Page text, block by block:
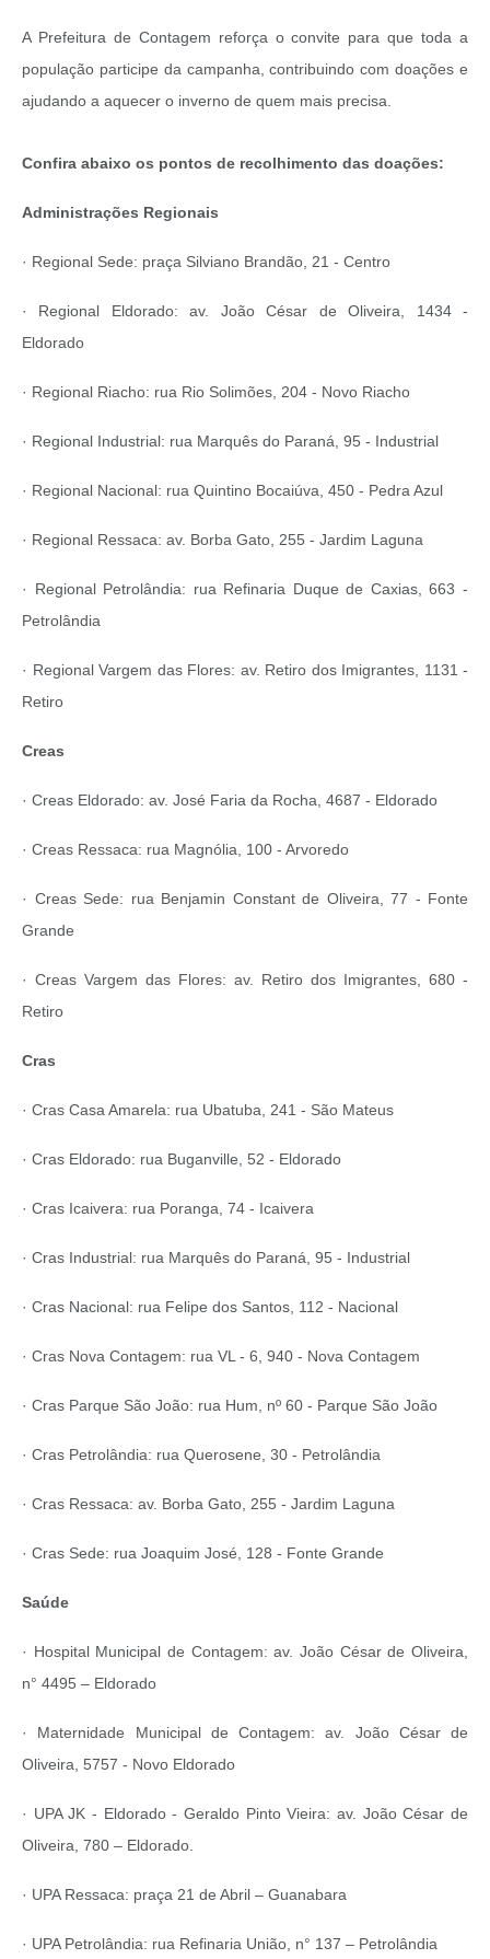
A Prefeitura de Contagem reforça o convite para que toda a
população participe da campanha, contribuindo com doações e
ajudando a aquecer o inverno de quem mais precisa.
Confira abaixo os pontos de recolhimento das doações:
Administrações Regionais
· Regional Sede: praça Silviano Brandão, 21 - Centro
· Regional Eldorado: av. João César de Oliveira, 1434 -
Eldorado
· Regional Riacho: rua Rio Solimões, 204 - Novo Riacho
· Regional Industrial: rua Marquês do Paraná, 95 - Industrial
· Regional Nacional: rua Quintino Bocaiúva, 450 - Pedra Azul
· Regional Ressaca: av. Borba Gato, 255 - Jardim Laguna
· Regional Petrolândia: rua Refinaria Duque de Caxias, 663 -
Petrolândia
· Regional Vargem das Flores: av. Retiro dos Imigrantes, 1131 -
Retiro
Creas
· Creas Eldorado: av. José Faria da Rocha, 4687 - Eldorado
· Creas Ressaca: rua Magnólia, 100 - Arvoredo
· Creas Sede: rua Benjamin Constant de Oliveira, 77 - Fonte
Grande
· Creas Vargem das Flores: av. Retiro dos Imigrantes, 680 -
Retiro
Cras
· Cras Casa Amarela: rua Ubatuba, 241 - São Mateus
· Cras Eldorado: rua Buganville, 52 - Eldorado
· Cras Icaivera: rua Poranga, 74 - Icaivera
· Cras Industrial: rua Marquês do Paraná, 95 - Industrial
· Cras Nacional: rua Felipe dos Santos, 112 - Nacional
· Cras Nova Contagem: rua VL - 6, 940 - Nova Contagem
· Cras Parque São João: rua Hum, nº 60 - Parque São João
· Cras Petrolândia: rua Querosene, 30 - Petrolândia
· Cras Ressaca: av. Borba Gato, 255 - Jardim Laguna
· Cras Sede: rua Joaquim José, 128 - Fonte Grande
Saúde
· Hospital Municipal de Contagem: av. João César de Oliveira,
n° 4495 – Eldorado
· Maternidade Municipal de Contagem: av. João César de
Oliveira, 5757 - Novo Eldorado
· UPA JK - Eldorado - Geraldo Pinto Vieira: av. João César de
Oliveira, 780 – Eldorado.
· UPA Ressaca: praça 21 de Abril – Guanabara
· UPA Petrolândia: rua Refinaria União, n° 137 – Petrolândia